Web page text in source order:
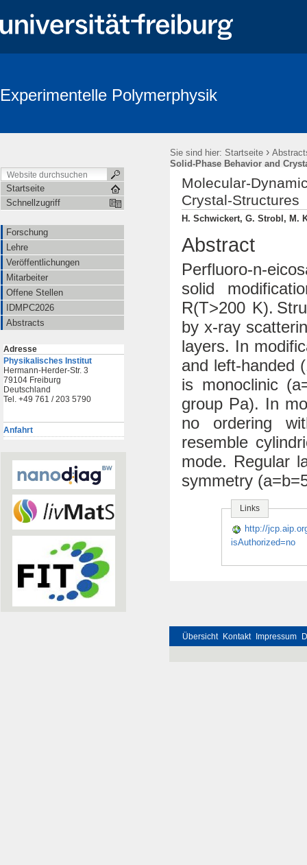
Experimentelle Polymerphysik
Sie sind hier: Startseite ›
Solid-Phase Behavior and
Startseite
Schnellzugriff
Forschung
Lehre
Veröffentlichungen
Mitarbeiter
Offene Stellen
IDMPC2026
Abstracts
Adresse
Physikalisches Institut
Hermann-Herder-Str. 3
79104 Freiburg
Deutschland
Tel. +49 761 / 203 5790
Anfahrt
Molecular-
Crystal-Structures
H. Schwickert, G. Strobl, M.
Abstract
solid
R(T>200 K).
by x‐ray
layers. In
and left‐handed
is monoclinic
group Pa). In
no ordering
resemble
mode. Regular
symmetry
Links
http://
isAuthorized=no
Übersicht Kontakt Impressum